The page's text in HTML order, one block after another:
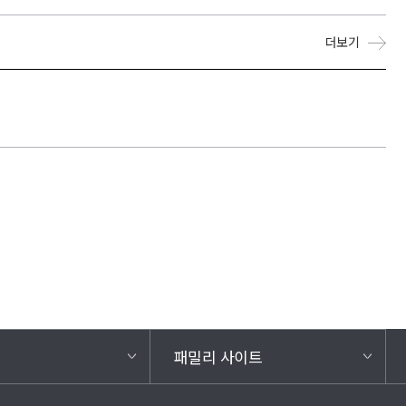
더보기
패밀리 사이트